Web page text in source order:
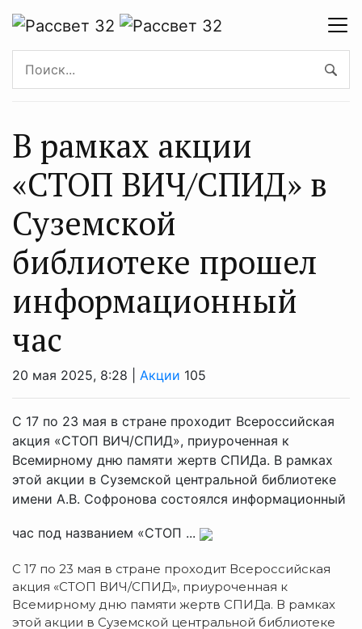
В рамках акции
«СТОП ВИЧ/СПИД» в
Суземской
библиотеке прошел
информационный
час
20 мая 2025, 8:28 | Акции 105
С 17 по 23 мая в стране проходит Всероссийская
акция «СТОП ВИЧ/СПИД», приуроченная к
Всемирному дню памяти жертв СПИДа. В рамках
этой акции в Суземской центральной библиотеке
имени А.В. Софронова состоялся информационный
час под названием «СТОП ...
С 17 по 23 мая в стране проходит Всероссийская
акция «СТОП ВИЧ/СПИД», приуроченная к
Всемирному дню памяти жертв СПИДа. В рамках
этой акции в Суземской центральной библиотеке